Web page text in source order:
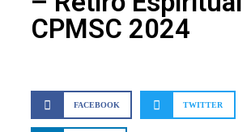
CPMSC 2024
FACEBOOK TWITTER